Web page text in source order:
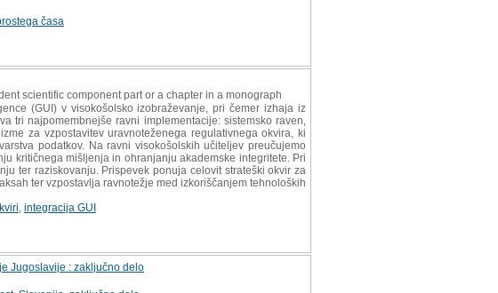
časa
scientific component part or a chapter in a monograph
(GUI) v visokošolsko izobraževanje, pri čemer izhaja iz
tri najpomembnejše ravni implementacije: sistemsko raven,
za vzpostavitev uravnoteženega regulativnega okvira, ki
podatkov. Na ravni visokošolskih učiteljev preučujemo
kritičnega mišljenja in ohranjanju akademske integritete. Pri
ter raziskovanju. Prispevek ponuja celovit strateški okvir za
ter vzpostavlja ravnotežje med izkoriščanjem tehnoloških
integracija GUI
Jugoslavije : zaključno delo